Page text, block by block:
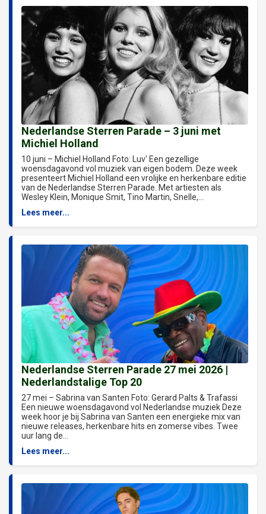
Nederlandse Sterren Parade – 3 juni met
Michiel Holland
10 juni – Michiel Holland Foto: Luv' Een gezellige
woensdagavond vol muziek van eigen bodem. Deze week
presenteert Michiel Holland een vrolijke en herkenbare editie
van de Nederlandse Sterren Parade. Met artiesten als
Wesley Klein, Monique Smit, Tino Martin, Snelle,...
Lees meer...
Nederlandse Sterren Parade 27 mei 2026 |
Nederlandstalige Top 20
27 mei – Sabrina van Santen Foto: Gerard Palts & Trafassi
Een nieuwe woensdagavond vol Nederlandse muziek Deze
week hoor je bij Sabrina van Santen een energieke mix van
nieuwe releases, herkenbare hits en zomerse vibes. Twee
uur lang de...
Lees meer...